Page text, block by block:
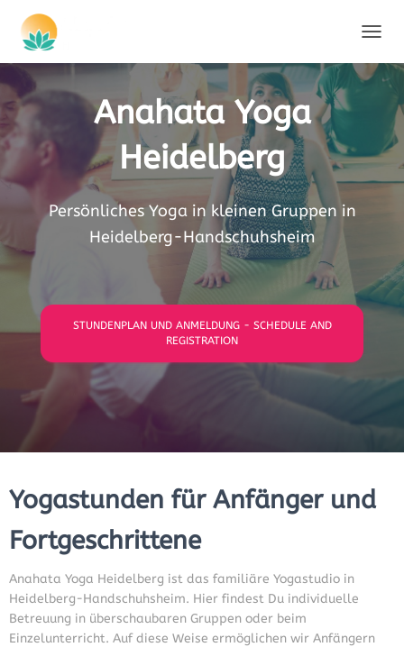
Anahata Yoga
Heidelberg
Persönliches Yoga in kleinen Gruppen in
Heidelberg-Handschuhsheim
STUNDENPLAN UND ANMELDUNG - SCHEDULE AND
REGISTRATION
Yogastunden für Anfänger und
Fortgeschrittene
Anahata Yoga Heidelberg ist das familiäre Yogastudio in
Heidelberg-Handschuhsheim. Hier findest Du individuelle
Betreuung in überschaubaren Gruppen oder beim
Einzelunterricht. Auf diese Weise ermöglichen wir Anfängern